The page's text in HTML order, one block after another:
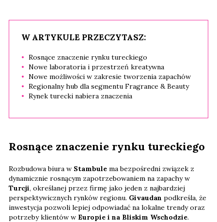
W ARTYKULE PRZECZYTASZ:
Rosnące znaczenie rynku tureckiego
Nowe laboratoria i przestrzeń kreatywna
Nowe możliwości w zakresie tworzenia zapachów
Regionalny hub dla segmentu Fragrance & Beauty
Rynek turecki nabiera znaczenia
Rosnące znaczenie rynku tureckiego
Rozbudowa biura w Stambule ma bezpośredni związek z
dynamicznie rosnącym zapotrzebowaniem na zapachy w
Turcji, określanej przez firmę jako jeden z najbardziej
perspektywicznych rynków regionu. Givaudan podkreśla, że
inwestycja pozwoli lepiej odpowiadać na lokalne trendy oraz
potrzeby klientów w Europie i na Bliskim Wschodzie.